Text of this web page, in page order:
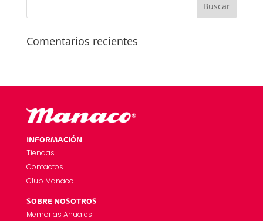
Comentarios recientes
INFORMACIÓN
Tiendas
Contactos
Club Manaco
SOBRE NOSOTROS
Memorias Anuales